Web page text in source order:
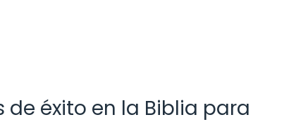
éxito en la Biblia para